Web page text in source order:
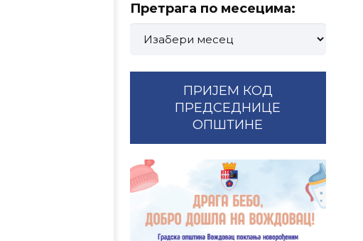
Претрага по месецима:
ПРИЈЕМ КОД
ПРЕДСЕДНИЦЕ
ОПШТИНЕ